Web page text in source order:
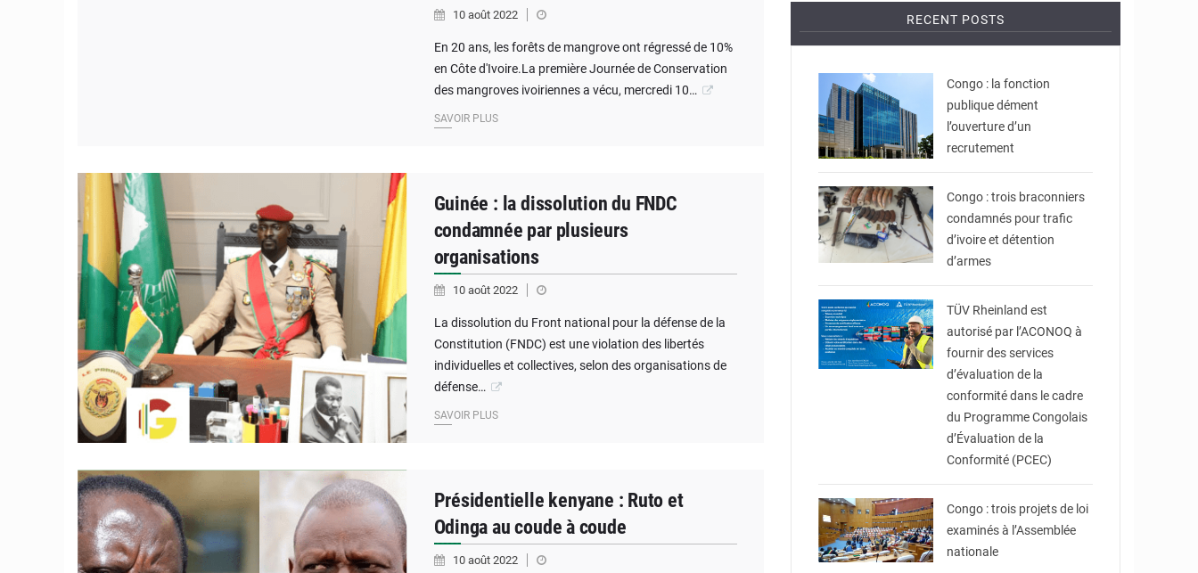
10 août 2022
En 20 ans, les forêts de mangrove ont régressé de 10%
en Côte d'Ivoire.La première Journée de Conservation
des mangroves ivoiriennes a vécu, mercredi 10…
SAVOIR PLUS
Guinée : la dissolution du FNDC
condamnée par plusieurs
organisations
10 août 2022
La dissolution du Front national pour la défense de la
Constitution (FNDC) est une violation des libertés
individuelles et collectives, selon des organisations de
défense…
SAVOIR PLUS
Présidentielle kenyane : Ruto et
Odinga au coude à coude
10 août 2022
RECENT POSTS
Congo : la fonction
publique dément
l’ouverture d’un
recrutement
Congo : trois braconniers
condamnés pour trafic
d’ivoire et détention
d’armes
TÜV Rheinland est
autorisé par l’ACONOQ à
fournir des services
d’évaluation de la
conformité dans le cadre
du Programme Congolais
d’Évaluation de la
Conformité (PCEC)
Congo : trois projets de loi
examinés à l’Assemblée
nationale